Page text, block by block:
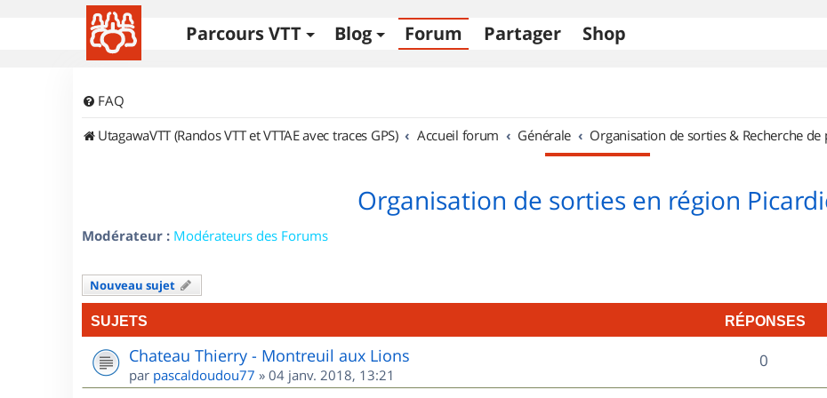
Parcours VTT Blog Forum Partager Shop
FAQ
UtagawaVTT (Randos VTT et VTTAE avec traces GPS)
Accueil forum Générale Organisation de sorties & Recherche de
Organisation de sorties en région
Modérateur : Modérateurs des Forums
Nouveau sujet
SUJETS RÉPONSES
Chateau Thierry - Montreuil aux Lions
par pascaldoudou77 » 04 janv. 2018, 13:21
0R
é